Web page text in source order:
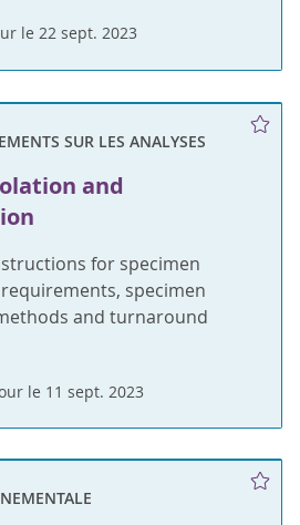
le 22 sept. 2023
SUR LES ANALYSES
and
for specimen
specimen
and turnaround
le 11 sept. 2023